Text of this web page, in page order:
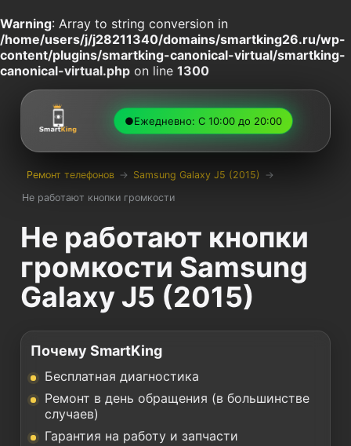
Warning: Array to string conversion in
/home/users/j/j28211340/domains/smartking26.ru/wp-
content/plugins/smartking-canonical-virtual/smartking-
canonical-virtual.php on line 1300
●Ежедневно: С 10:00 до 20:00
Ремонт телефонов → Samsung Galaxy J5 (2015)
→
Не работают кнопки громкости
Не работают кнопки
громкости Samsung
Galaxy J5 (2015)
Почему SmartKing
Бесплатная диагностика
Ремонт в день обращения (в большинстве
случаев)
Гарантия на работу и запчасти